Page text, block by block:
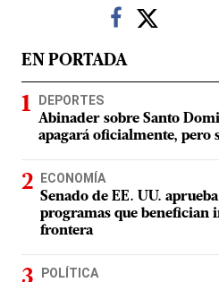
EN PORTADA
DEPORTES
Abinader sobre Santo
apagará oficialmente, pero
ECONOMÍA
Senado de EE. UU.
programas que benefician
frontera
POLÍTICA